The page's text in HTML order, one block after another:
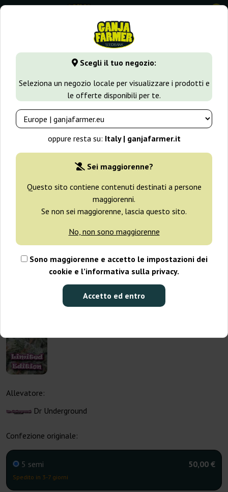
Scegli il tuo negozio:
Seleziona un negozio locale per visualizzare i prodotti e
le offerte disponibili per te.
oppure resta su: Italy | ganjafarmer.it
Sei maggiorenne?
Questo sito contiene contenuti destinati a persone
maggiorenni.
Se non sei maggiorenne, lascia questo sito.
No, non sono maggiorenne
Sono maggiorenne e accetto le impostazioni dei
cookie e l’informativa sulla privacy.
Accetto ed entro
0
GanjaFarmer.it Varietà di Cannabis Diesel Soul Diesel
Allevatore:
Dr Underground
Confezione originale:
5 semi
Spedito in 3-7 giorni
50,00 €